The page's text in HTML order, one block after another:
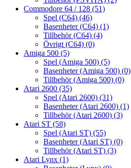
Commodore 64 / 128 (51)
Spel (C64) (46)
Basenheter (C64) (1)
Tillbehör (C64) (4)
Övrigt (C64) (0)
Amiga 500 (5)
Spel (Amiga 500) (5)
Basenheter (Amiga 500) (0)
Tillbehör (Amiga 500) (0)
Atari 2600 (35)
Spel (Atari 2600) (31)
Basenheter (Atari 2600) (1)
Tillbehör (Atari 2600) (3)
Atari ST (58)
Spel (Atari ST) (55)
Basenheter (Atari ST) (0)
Tillbehör (Atari ST) (3)
Atari Lynx (1)